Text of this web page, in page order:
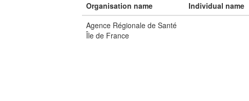
Organisation name Individual name
Agence Régionale de Santé
Île de France